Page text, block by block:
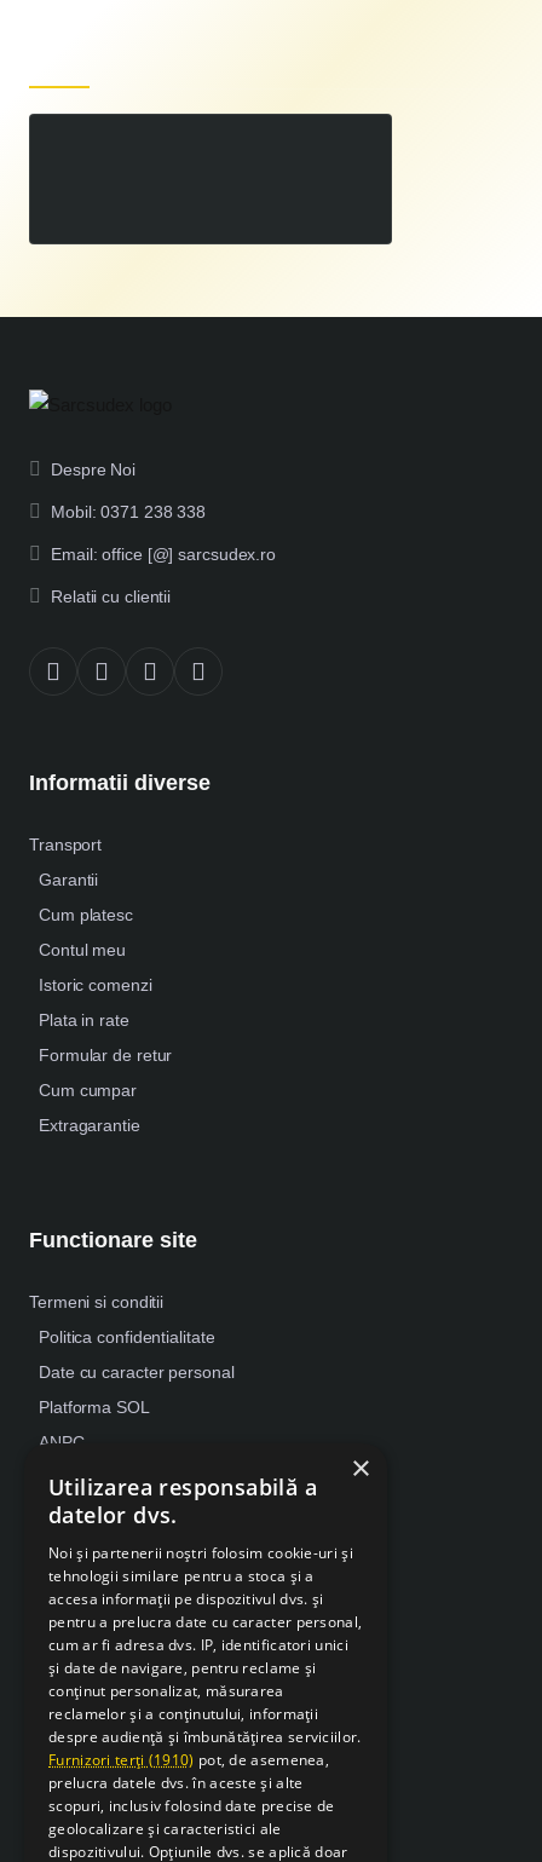
Despre Noi
Mobil: 0371 238 338
Email: office [@] sarcsudex.ro
Relatii cu clientii
Informatii diverse
Transport
Garantii
Cum platesc
Contul meu
Istoric comenzi
Plata in rate
Formular de retur
Cum cumpar
Extragarantie
Functionare site
Termeni si conditii
Politica confidentialitate
Date cu caracter personal
Platforma SOL
ANPC
Despre Cookies
Retragere din contract
×
Utilizarea responsabilă a
datelor dvs.
Noi și partenerii noștri folosim cookie-uri și
tehnologii similare pentru a stoca și a
accesa informații pe dispozitivul dvs. și
pentru a prelucra date cu caracter personal,
cum ar fi adresa dvs. IP, identificatori unici
și date de navigare, pentru reclame și
conținut personalizat, măsurarea
reclamelor și a conținutului, informații
despre audiență și îmbunătățirea serviciilor.
Furnizori terți (1910) pot, de asemenea,
prelucra datele dvs. în aceste și alte
scopuri, inclusiv folosind date precise de
geolocalizare și caracteristici ale
dispozitivului. Opțiunile dvs. se aplică doar